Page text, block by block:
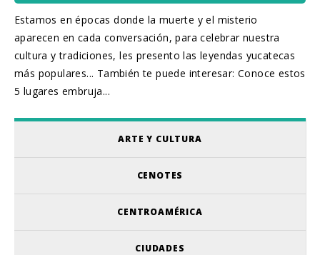
Estamos en épocas donde la muerte y el misterio
aparecen en cada conversación, para celebrar nuestra
cultura y tradiciones, les presento las leyendas yucatecas
más populares... También te puede interesar: Conoce estos
5 lugares embruja...
ARTE Y CULTURA
CENOTES
CENTROAMÉRICA
CIUDADES